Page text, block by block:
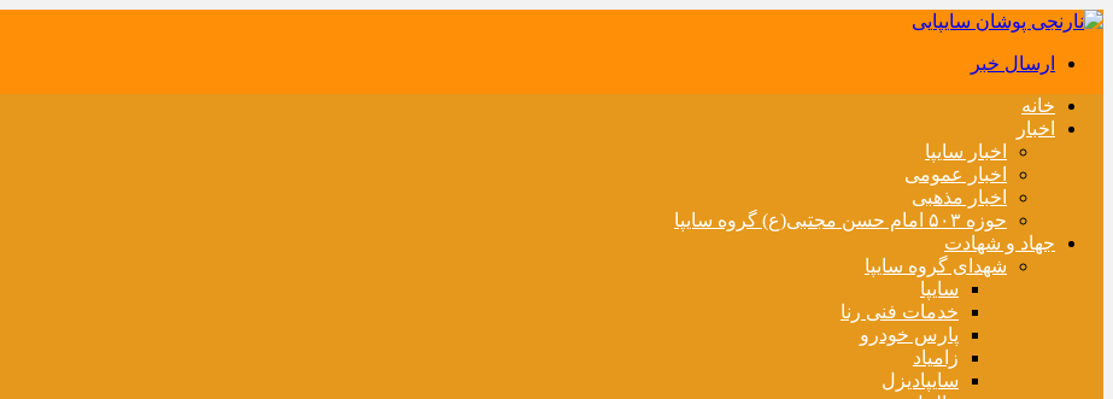
ارسال خبر
خانه
اخبار
اخبار سایپا
اخبار عمومی
اخبار مذهبی
حوزه ۵۰۳ امام حسن مجتبی(ع) گروه سایپا
جهاد و شهادت
شهدای گروه سایپا
سایپا
خدمات فنی رنا
پارس خودرو
زامیاد
سایپادیزل